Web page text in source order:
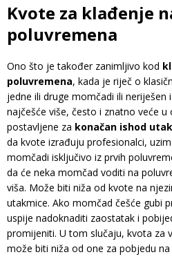
Kvote za klađenje
poluvremena
Ono što je također zanimljivo kod
poluvremena, kada je riječ o
jedne ili druge momčadi ili neriješen
najčešće više, često i znatno veće
postavljene za konačan ishod
da kvote izrađuju profesionalci,
momčadi isključivo iz prvih
da će neka momčad voditi na
viša. Može biti niža od kvote na
utakmice. Ako momčad češće gubi
uspije nadoknaditi zaostatak i
promijeniti. U tom slučaju, kvota za
može biti niža od one za pobjedu